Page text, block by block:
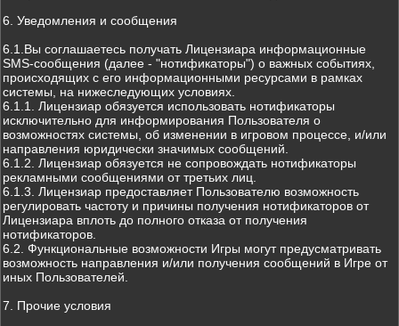
6. Уведомления и сообщения
6.1.Вы соглашаетесь получать Лицензиара информационные
SMS-сообщения (далее - "нотификаторы") о важных событиях,
происходящих с его информационными ресурсами в рамках
системы, на нижеследующих условиях.
6.1.1. Лицензиар обязуется использовать нотификаторы
исключительно для информирования Пользователя о
возможностях системы, об изменении в игровом процессе, и/или
направления юридически значимых сообщений.
6.1.2. Лицензиар обязуется не сопровождать нотификаторы
рекламными сообщениями от третьих лиц.
6.1.3. Лицензиар предоставляет Пользователю возможность
регулировать частоту и причины получения нотификаторов от
Лицензиара вплоть до полного отказа от получения
нотификаторов.
6.2. Функциональные возможности Игры могут предусматривать
возможность направления и/или получения сообщений в Игре от
иных Пользователей.
7. Прочие условия